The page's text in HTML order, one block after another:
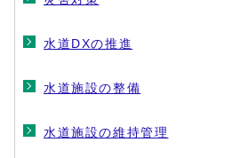
水道DXの推進
水道施設の整備
水道施設の維持管理